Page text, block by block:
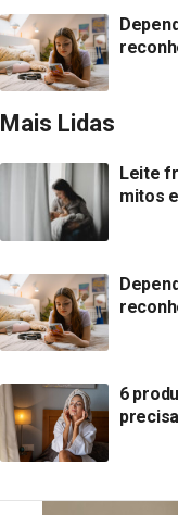
Mais Lidas
Leite
mitos
6